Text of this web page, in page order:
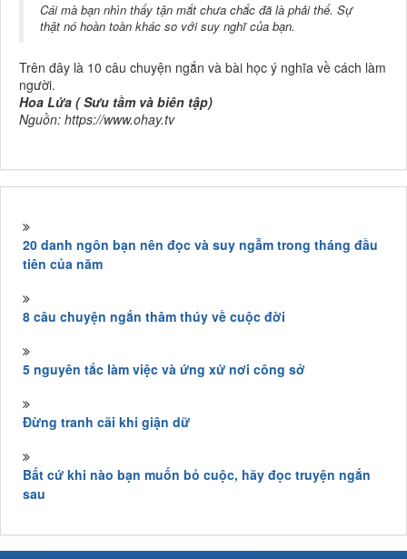
Cái mà bạn nhìn thấy tận mắt chưa chắc đã là phải thế. Sự
thật nó hoàn toàn khác so với suy nghĩ của bạn.
Trên đây là 10 câu chuyện ngắn và bài học ý nghĩa về cách làm
người.
Hoa Lửa ( Sưu tầm và biên tập)
Nguồn: https://www.ohay.tv
20 danh ngôn bạn nên đọc và suy ngẫm trong tháng đầu
tiên của năm
8 câu chuyện ngắn thâm thúy về cuộc đời
5 nguyên tắc làm việc và ứng xử nơi công sở
Đừng tranh cãi khi giận dữ
Bất cứ khi nào bạn muốn bỏ cuộc, hãy đọc truyện ngắn
sau